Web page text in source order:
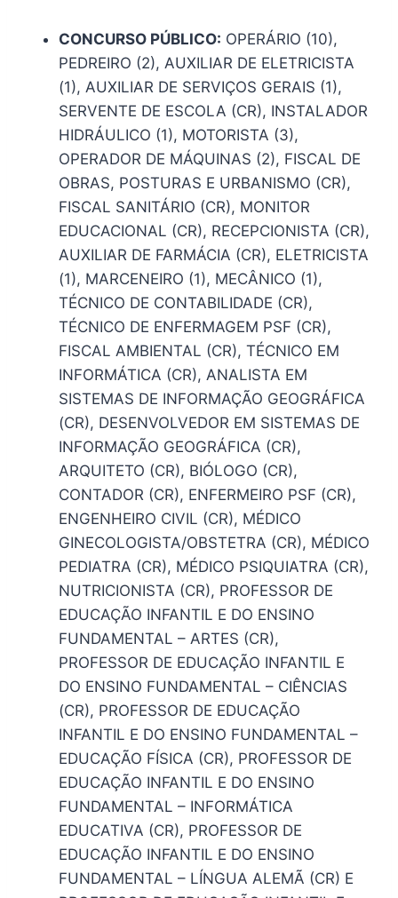
CONCURSO PÚBLICO: OPERÁRIO (10),
PEDREIRO (2), AUXILIAR DE ELETRICISTA
(1), AUXILIAR DE SERVIÇOS GERAIS (1),
SERVENTE DE ESCOLA (CR), INSTALADOR
HIDRÁULICO (1), MOTORISTA (3),
OPERADOR DE MÁQUINAS (2), FISCAL DE
OBRAS, POSTURAS E URBANISMO (CR),
FISCAL SANITÁRIO (CR), MONITOR
EDUCACIONAL (CR), RECEPCIONISTA (CR),
AUXILIAR DE FARMÁCIA (CR), ELETRICISTA
(1), MARCENEIRO (1), MECÂNICO (1),
TÉCNICO DE CONTABILIDADE (CR),
TÉCNICO DE ENFERMAGEM PSF (CR),
FISCAL AMBIENTAL (CR), TÉCNICO EM
INFORMÁTICA (CR), ANALISTA EM
SISTEMAS DE INFORMAÇÃO GEOGRÁFICA
(CR), DESENVOLVEDOR EM SISTEMAS DE
INFORMAÇÃO GEOGRÁFICA (CR),
ARQUITETO (CR), BIÓLOGO (CR),
CONTADOR (CR), ENFERMEIRO PSF (CR),
ENGENHEIRO CIVIL (CR), MÉDICO
GINECOLOGISTA/OBSTETRA (CR), MÉDICO
PEDIATRA (CR), MÉDICO PSIQUIATRA (CR),
NUTRICIONISTA (CR), PROFESSOR DE
EDUCAÇÃO INFANTIL E DO ENSINO
FUNDAMENTAL – ARTES (CR),
PROFESSOR DE EDUCAÇÃO INFANTIL E
DO ENSINO FUNDAMENTAL – CIÊNCIAS
(CR), PROFESSOR DE EDUCAÇÃO
INFANTIL E DO ENSINO FUNDAMENTAL –
EDUCAÇÃO FÍSICA (CR), PROFESSOR DE
EDUCAÇÃO INFANTIL E DO ENSINO
FUNDAMENTAL – INFORMÁTICA
EDUCATIVA (CR), PROFESSOR DE
EDUCAÇÃO INFANTIL E DO ENSINO
FUNDAMENTAL – LÍNGUA ALEMÃ (CR) E